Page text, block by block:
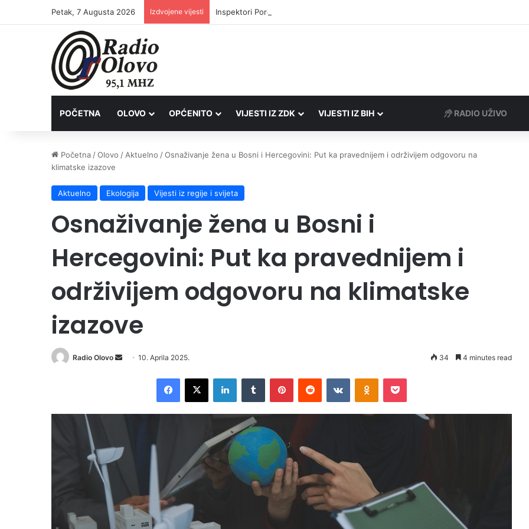
Petak, 7 Augusta 2026 Izdvojene vijesti Inspektori Porezne uprave FBiH na području ZDK izvršili 24 inspekcijska nadzora
POČETNA OLOVO OPĆENITO VIJESTI IZ ZDK VIJESTI IZ BIH RADIO UŽIVO
Početna /Olovo / Aktuelno /Osnaživanje žena u Bosni i Hercegovini: Put ka pravednijem i održivijem odgovoru na
klimatske izazove
Aktuelno Ekologija Vijesti iz regije i svijeta
Osnaživanje žena u Bosni i
Hercegovini: Put ka pravednijem i
održivijem odgovoru na klimatske
izazove
Radio Olovo
a
m
l
10. Aprila 2025. 34 4 minutes read